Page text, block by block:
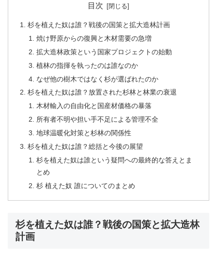
目次
杉を植えた奴は誰？戦後の国策と拡大造林計画
焼け野原からの復興と木材需要の急増
拡大造林政策という国家プロジェクトの始動
植林の指揮を執ったのは誰なのか
なぜ他の樹木ではなく杉が選ばれたのか
杉を植えた奴は誰？放置された杉林と林業の衰退
木材輸入の自由化と国産材価格の暴落
所有者不明や担い手不足による管理不全
地球温暖化対策と杉林の関係性
杉を植えた奴は誰？総括と今後の展望
杉を植えた奴は誰という疑問への最終的な答えとま
とめ
杉 植えた奴 誰についてのまとめ
杉を植えた奴は誰？戦後の国策と拡大造林
計画